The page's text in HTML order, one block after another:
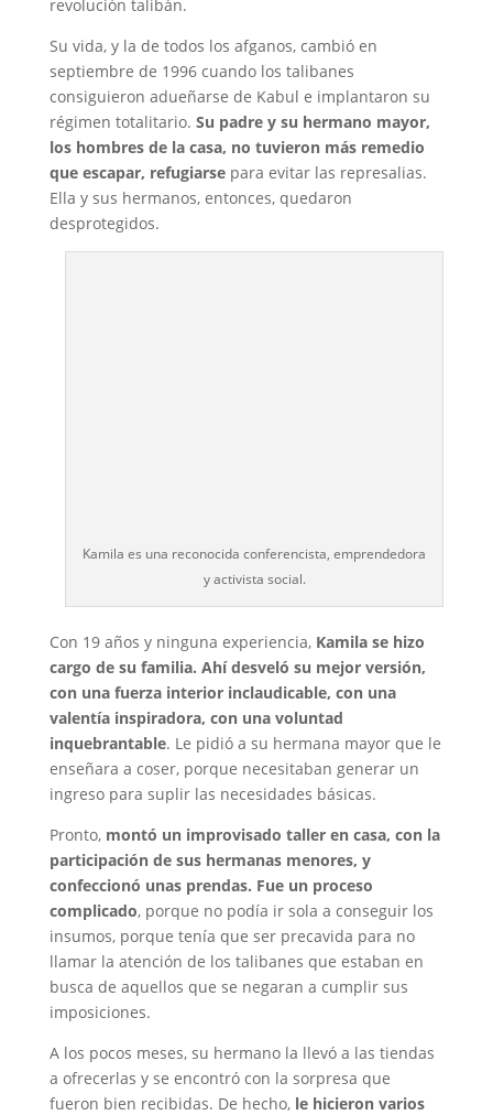
revolución talibán.
Su vida, y la de todos los afganos, cambió en
septiembre de 1996 cuando los talibanes
consiguieron adueñarse de Kabul e implantaron su
régimen totalitario. Su padre y su hermano mayor,
los hombres de la casa, no tuvieron más remedio
que escapar, refugiarsepara evitar las represalias.
Ella y sus hermanos, entonces, quedaron
desprotegidos.
Kamila es una reconocida conferencista, emprendedora
y activista social.
Con 19 años y ninguna experiencia, Kamila se hizo
cargo de su familia. Ahí desveló su mejor versión,
con una fuerza interior inclaudicable, con una
valentía inspiradora, con una voluntad
inquebrantable. Le pidió a su hermana mayor que le
enseñara a coser, porque necesitaban generar un
ingreso para suplir las necesidades básicas.
Pronto, montó un improvisado taller en casa, con la
participación de sus hermanas menores, y
confeccionó unas prendas. Fue un proceso
complicado, porque no podía ir sola a conseguir los
insumos, porque tenía que ser precavida para no
llamar la atención de los talibanes que estaban en
busca de aquellos que se negaran a cumplir sus
imposiciones.
A los pocos meses, su hermano la llevó a las tiendas
a ofrecerlas y se encontró con la sorpresa que
fueron bien recibidas. De hecho, le hicieron varios